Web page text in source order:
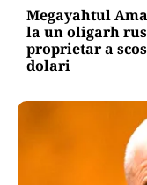
Megayahtul
la un oligarh
proprietar a
dolari